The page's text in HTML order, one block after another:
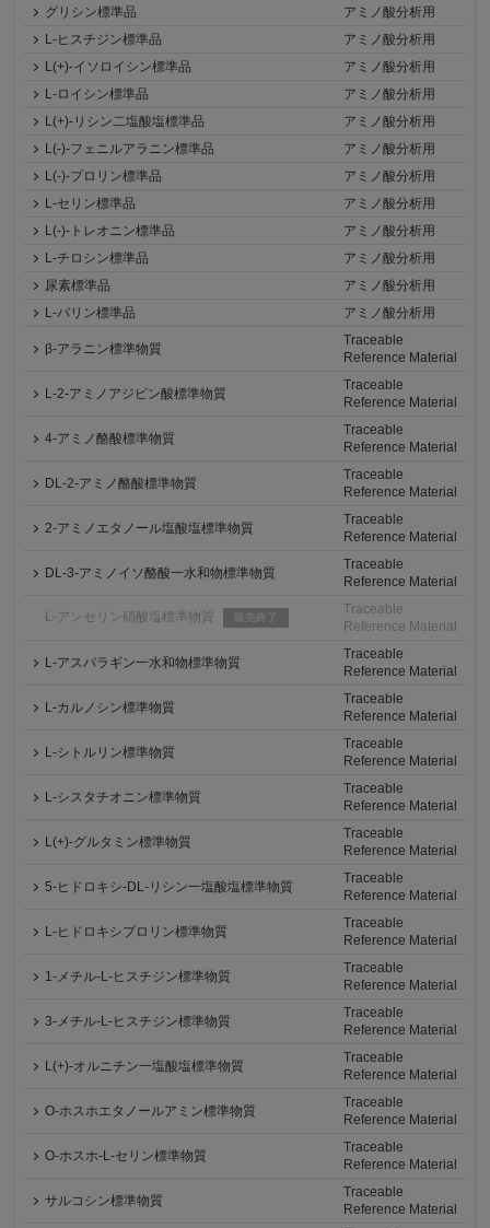
グリシン標準品
アミノ酸分析用
L-ヒスチジン標準品
アミノ酸分析用
L(+)-イソロイシン標準品
アミノ酸分析用
L-ロイシン標準品
アミノ酸分析用
L(+)-リシン二塩酸塩標準品
アミノ酸分析用
L(-)-フェニルアラニン標準品
アミノ酸分析用
L(-)-プロリン標準品
アミノ酸分析用
L-セリン標準品
アミノ酸分析用
L(-)-トレオニン標準品
アミノ酸分析用
L-チロシン標準品
アミノ酸分析用
尿素標準品
アミノ酸分析用
L-バリン標準品
アミノ酸分析用
β-アラニン標準物質
Traceable
Reference Material
L-2-アミノアジピン酸標準物質
Traceable
Reference Material
4-アミノ酪酸標準物質
Traceable
Reference Material
DL-2-アミノ酪酸標準物質
Traceable
Reference Material
2-アミノエタノール塩酸塩標準物質
Traceable
Reference Material
DL-3-アミノイソ酪酸一水和物標準物質
Traceable
Reference Material
L-アンセリン硝酸塩標準物質 販売終了
Traceable
Reference Material
L-アスパラギン一水和物標準物質
Traceable
Reference Material
L-カルノシン標準物質
Traceable
Reference Material
L-シトルリン標準物質
Traceable
Reference Material
L-シスタチオニン標準物質
Traceable
Reference Material
L(+)-グルタミン標準物質
Traceable
Reference Material
5-ヒドロキシ-DL-リシン一塩酸塩標準物質
Traceable
Reference Material
L-ヒドロキシプロリン標準物質
Traceable
Reference Material
1-メチル-L-ヒスチジン標準物質
Traceable
Reference Material
3-メチル-L-ヒスチジン標準物質
Traceable
Reference Material
L(+)-オルニチン一塩酸塩標準物質
Traceable
Reference Material
O-ホスホエタノールアミン標準物質
Traceable
Reference Material
O-ホスホ-L-セリン標準物質
Traceable
Reference Material
サルコシン標準物質
Traceable
Reference Material